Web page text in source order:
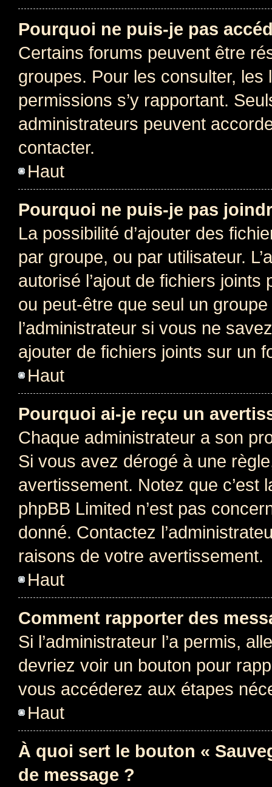
Pourquoi ne puis-je pas
Certains forums peuvent être
groupes. Pour les consulter,
permissions s’y rapportant.
administrateurs peuvent
contacter.
Haut
Pourquoi ne puis-je pas
La possibilité d’ajouter des
par groupe, ou par utilisateur.
autorisé l’ajout de fichiers
ou peut-être que seul un
l’administrateur si vous ne
ajouter de fichiers joints sur un
Haut
Pourquoi ai-je reçu un
Chaque administrateur a son
Si vous avez dérogé à une
avertissement. Notez que c’est
phpBB Limited n’est pas
donné. Contactez
raisons de votre avertissement.
Haut
Comment rapporter des
Si l’administrateur l’a permis,
devriez voir un bouton pour
vous accéderez aux étapes
Haut
À quoi sert le bouton «
de message ?